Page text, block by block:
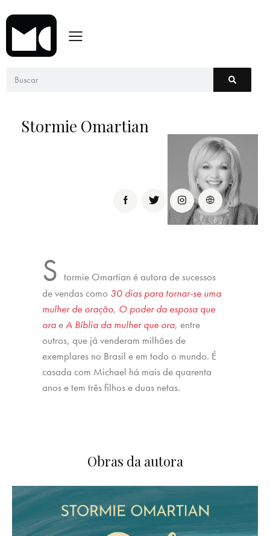
Stormie Omartian
S tormie Omartian é autora de sucessos
de vendas como 30 dias para tornar-se uma
mulher de oração, O poder da esposa que
oraeA Bíblia da mulher que ora, entre
outros, que já venderam milhões de
exemplares no Brasil e em todo o mundo. É
casada com Michael há mais de quarenta
anos e tem três filhos e duas netas.
Obras da autora